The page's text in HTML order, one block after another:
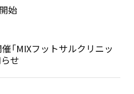
始
「MIXフットサルクリニッ
せ